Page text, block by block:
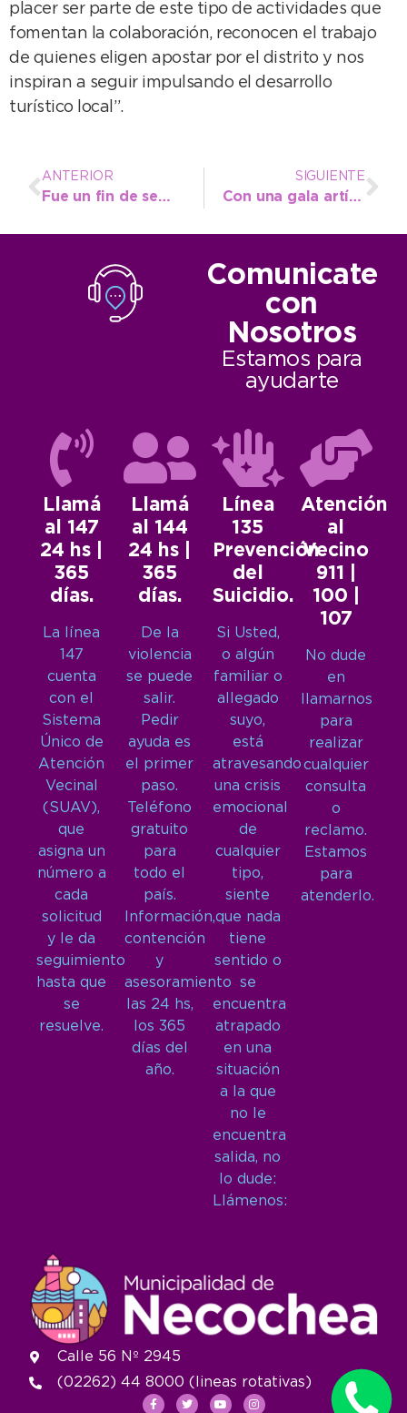
placer ser parte de este tipo de actividades que
fomentan la colaboración, reconocen el trabajo
de quienes eligen apostar por el distrito y nos
inspiran a seguir impulsando el desarrollo
turístico local”.
ANTERIOR
Fue un fin de semana largo con buen nivel de ocupación en Necochea
SIGUIENTE
Con una gala artística abierta al público se celebran los 55 años del Teatro Municipal
Comunicate
con
Nosotros
Estamos para
ayudarte
Llamá
al 147
24 hs |
365
días.
La línea
147
cuenta
con el
Sistema
Único de
Atención
Vecinal
(SUAV),
que
asigna un
número a
cada
solicitud
y le da
seguimiento
hasta que
se
resuelve.
Llamá
al 144
24 hs |
365
días.
De la
violencia
se puede
salir.
Pedir
ayuda es
el primer
paso.
Teléfono
gratuito
para
todo el
país.
Información,
contención
y
asesoramiento
las 24 hs,
los 365
días del
año.
Línea
135
Prevención
del
Suicidio.
Si Usted,
o algún
familiar o
allegado
suyo,
está
atravesando
una crisis
emocional
de
cualquier
tipo,
siente
que nada
tiene
sentido o
se
encuentra
atrapado
en una
situación
a la que
no le
encuentra
salida, no
lo dude:
Llámenos:
Atención
al
Vecino
911 |
100 |
107
No dude
en
llamarnos
para
realizar
cualquier
consulta
o
reclamo.
Estamos
para
atenderlo.
Calle 56 Nº 2945
(02262) 44 8000 (lineas rotativas)